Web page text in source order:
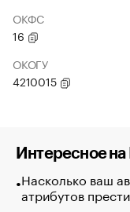
ОКФС
16
ОКОГУ
4210015
Интересное
Насколько ваш
атрибутов